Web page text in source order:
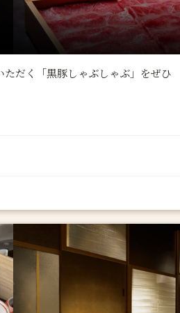
だく「黒豚しゃぶしゃぶ」をぜひ